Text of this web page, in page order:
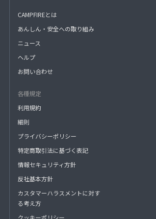
CAMPFIREとは
あんしん・安全への取り組み
ニュース
ヘルプ
お問い合わせ
各種規定
利用規約
細則
プライバシーポリシー
特定商取引法に基づく表記
情報セキュリティ方針
反社基本方針
カスタマーハラスメントに対す
る考え方
クッキーポリシー